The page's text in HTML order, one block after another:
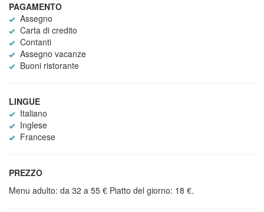
PAGAMENTO
Assegno
Carta di credito
Contanti
Assegno vacanze
Buoni ristorante
LINGUE
Italiano
Inglese
Francese
PREZZO
Menu adulto: da 32 a 55 € Piatto del giorno: 18 €.